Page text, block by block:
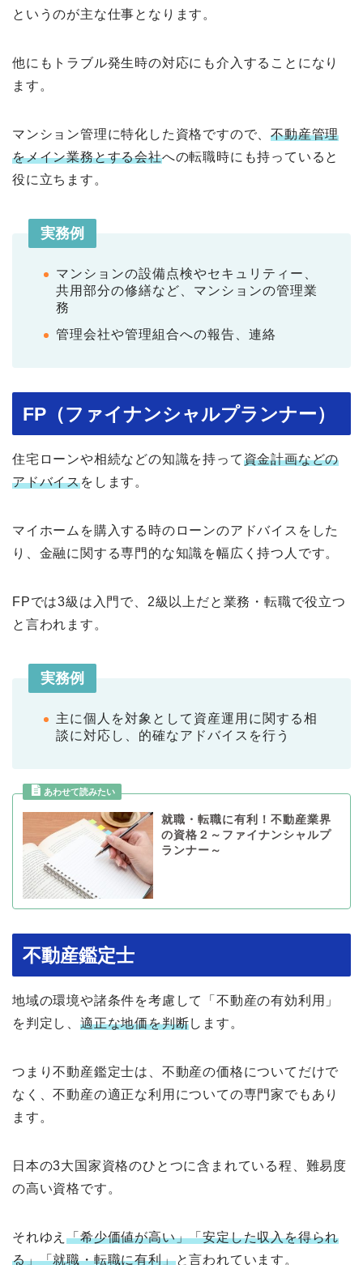
というのが主な仕事となります。
他にもトラブル発生時の対応にも介入することになり
ます。
マンション管理に特化した資格ですので、不動産管理
をメイン業務とする会社への転職時にも持っていると
役に立ちます。
実務例
マンションの設備点検やセキュリティー、
共用部分の修繕など、マンションの管理業
務
管理会社や管理組合への報告、連絡
FP（ファイナンシャルプランナー）
住宅ローンや相続などの知識を持って資金計画などの
アドバイスをします。
マイホームを購入する時のローンのアドバイスをした
り、金融に関する専門的な知識を幅広く持つ人です。
FPでは3級は入門で、2級以上だと業務・転職で役立つ
と言われます。
実務例
主に個人を対象として資産運用に関する相
談に対応し、的確なアドバイスを行う
就職・転職に有利！不動産業界
の資格２～ファイナンシャルプ
ランナー～
不動産鑑定士
地域の環境や諸条件を考慮して「不動産の有効利用」
を判定し、 適正な地価を判断します。
つまり不動産鑑定士は、不動産の価格についてだけで
なく、不動産の適正な利用についての専門家でもあり
ます。
日本の3大国家資格のひとつに含まれている程、難易度
の高い資格です。
それゆえ「希少価値が高い」「安定した収入を得られ
る」「就職・転職に有利」と言われています。